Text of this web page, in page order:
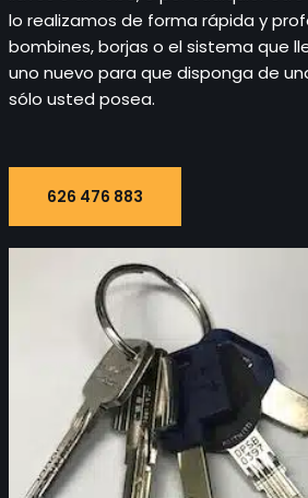
lo realizamos de forma rápida y
bombines, borjas o el sistema que
uno nuevo para que disponga de
sólo usted posea.
626 476 883